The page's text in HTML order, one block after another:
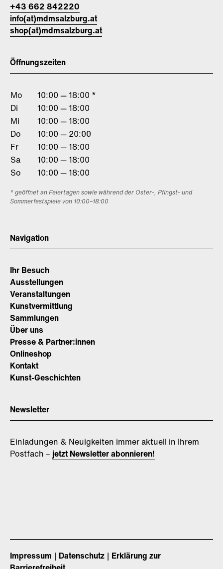
+43 662 842220
info(at)mdmsalzburg.at
shop(at)mdmsalzburg.at
Öffnungszeiten
Mo
10:00 — 18:00 *
Di
10:00 — 18:00
Mi
10:00 — 18:00
Do
10:00 — 20:00
Fr
10:00 — 18:00
Sa
10:00 — 18:00
So
10:00 — 18:00
* geöffnet an Feiertagen sowie während der Oster-, Pfingst- und
Sommerfestspiele von 10:00–18:00
Navigation
Ihr Besuch
Ausstellungen
Veranstaltungen
Kunstvermittlung
Sammlungen
Über uns
Presse & Partner:innen
Onlineshop
Kontakt
Kunst-Geschichten
Newsletter
Einladungen & Neuigkeiten immer aktuell in Ihrem
Postfach – jetzt Newsletter abonnieren!
Impressum Datenschutz
Erklärung zur